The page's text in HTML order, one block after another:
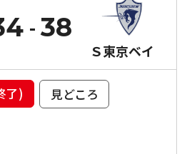
Ｓ東京ベイ
38
了)
見どころ